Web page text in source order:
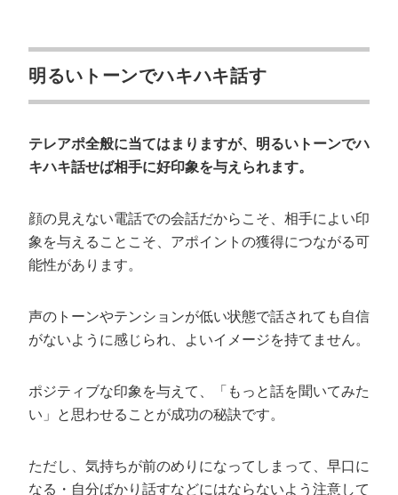
プロに無料相談をする
会社概要資料をダウンロー
ドする
StockSun株式会社〒160-0023 東京都新宿区西新宿3丁目8番3号 新
都心丸善ビル7階
明るいトーンでハキハキ話す
テレアポ全般に当てはまりますが、明るいトーンでハ
キハキ話せば相手に好印象を与えられます。
顔の見えない電話での会話だからこそ、相手によい印
象を与えることこそ、アポイントの獲得につながる可
能性があります。
声のトーンやテンションが低い状態で話されても自信
がないように感じられ、よいイメージを持てません。
ポジティブな印象を与えて、「もっと話を聞いてみた
い」と思わせることが成功の秘訣です。
ただし、気持ちが前のめりになってしまって、早口に
なる・自分ばかり話すなどにはならないよう注意して